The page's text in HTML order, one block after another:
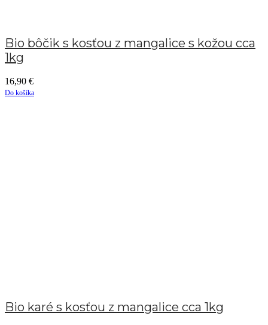
Bio bôčik s kosťou z mangalice s kožou cca
1kg
16,90 €
Do košíka
Bio karé s kosťou z mangalice cca 1kg